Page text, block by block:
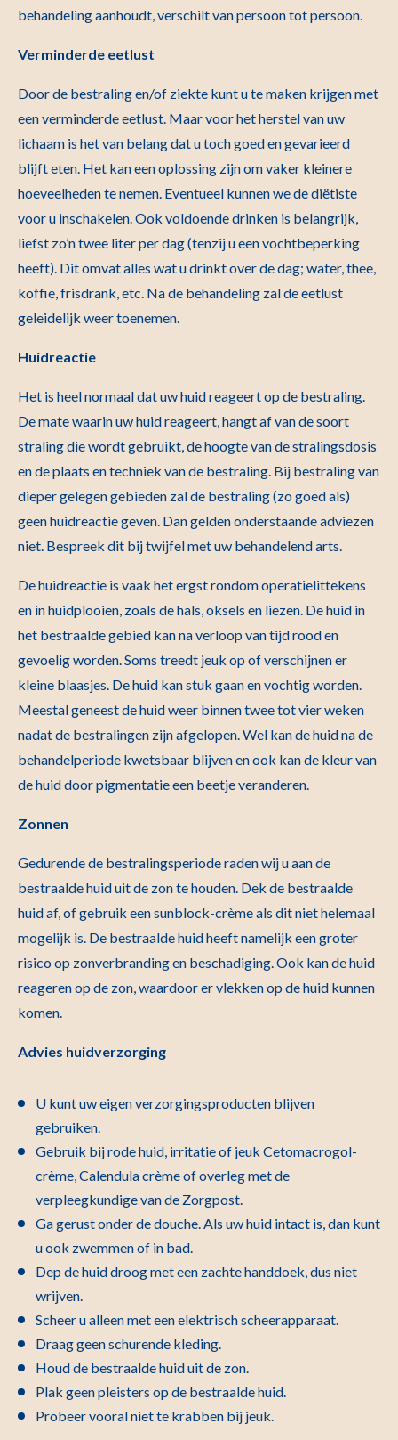
behandeling aanhoudt, verschilt van persoon tot persoon.
Verminderde eetlust
Door de bestraling en/of ziekte kunt u te maken krijgen met
een verminderde eetlust. Maar voor het herstel van uw
lichaam is het van belang dat u toch goed en gevarieerd
blijft eten. Het kan een oplossing zijn om vaker kleinere
hoeveelheden te nemen. Eventueel kunnen we de diëtiste
voor u inschakelen. Ook voldoende drinken is belangrijk,
liefst zo’n twee liter per dag (tenzij u een vochtbeperking
heeft). Dit omvat alles wat u drinkt over de dag; water, thee,
koffie, frisdrank, etc. Na de behandeling zal de eetlust
geleidelijk weer toenemen.
Huidreactie
Het is heel normaal dat uw huid reageert op de bestraling.
De mate waarin uw huid reageert, hangt af van de soort
straling die wordt gebruikt, de hoogte van de stralingsdosis
en de plaats en techniek van de bestraling. Bij bestraling van
dieper gelegen gebieden zal de bestraling (zo goed als)
geen huidreactie geven. Dan gelden onderstaande adviezen
niet. Bespreek dit bij twijfel met uw behandelend arts.
De huidreactie is vaak het ergst rondom operatielittekens
en in huidplooien, zoals de hals, oksels en liezen. De huid in
het bestraalde gebied kan na verloop van tijd rood en
gevoelig worden. Soms treedt jeuk op of verschijnen er
kleine blaasjes. De huid kan stuk gaan en vochtig worden.
Meestal geneest de huid weer binnen twee tot vier weken
nadat de bestralingen zijn afgelopen. Wel kan de huid na de
behandelperiode kwetsbaar blijven en ook kan de kleur van
de huid door pigmentatie een beetje veranderen.
Zonnen
Gedurende de bestralingsperiode raden wij u aan de
bestraalde huid uit de zon te houden. Dek de bestraalde
huid af, of gebruik een sunblock-crème als dit niet helemaal
mogelijk is. De bestraalde huid heeft namelijk een groter
risico op zonverbranding en beschadiging. Ook kan de huid
reageren op de zon, waardoor er vlekken op de huid kunnen
komen.
Advies huidverzorging
U kunt uw eigen verzorgingsproducten blijven
gebruiken.
Gebruik bij rode huid, irritatie of jeuk Cetomacrogol-
crème, Calendula crème of overleg met de
verpleegkundige van de Zorgpost.
Ga gerust onder de douche. Als uw huid intact is, dan kunt
u ook zwemmen of in bad.
Dep de huid droog met een zachte handdoek, dus niet
wrijven.
Scheer u alleen met een elektrisch scheerapparaat.
Draag geen schurende kleding.
Houd de bestraalde huid uit de zon.
Plak geen pleisters op de bestraalde huid.
Probeer vooral niet te krabben bij jeuk.